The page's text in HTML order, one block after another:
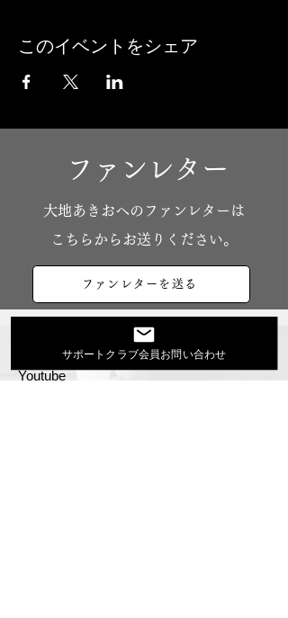
このイベントをシェア
ファンレター
​大地あきおへのファンレターは
こちらからお送りください。
ファンレターを送る
大地あきおオフィシャルサイト
Youtube
サポートクラブ会員お問い合わせ